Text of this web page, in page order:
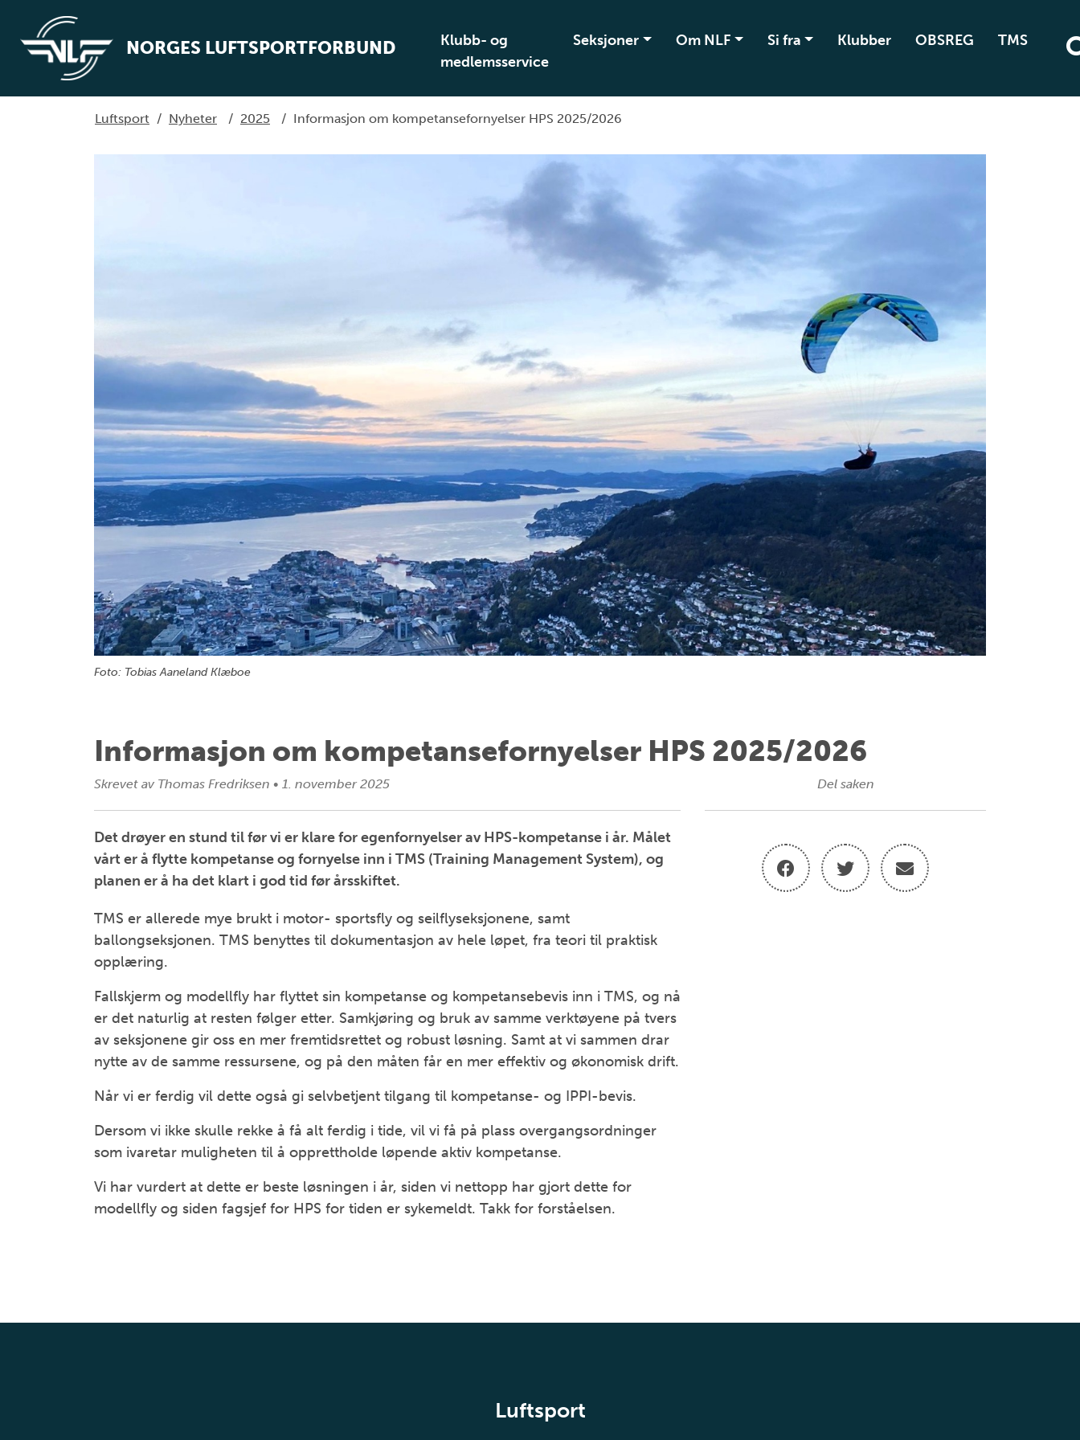
NORGES LUFTSPORTFORBUND
Klubb- og
medlemsservice
Seksjoner Om NLF Si fra Klubber OBSREG TMS
Luftsport / Nyheter / 2025 / Informasjon om kompetansefornyelser HPS 2025/2026
Foto: Tobias Aaneland Klæboe
Informasjon om kompetansefornyelser HPS 2025/2026
Skrevet av Thomas Fredriksen • 1. november 2025
Det drøyer en stund til før vi er klare for egenfornyelser av HPS-kompetanse i år. Målet
vårt er å flytte kompetanse og fornyelse inn i TMS (Training Management System), og
planen er å ha det klart i god tid før årsskiftet.
TMS er allerede mye brukt i motor- sportsfly og seilflyseksjonene, samt
ballongseksjonen. TMS benyttes til dokumentasjon av hele løpet, fra teori til praktisk
opplæring.
Fallskjerm og modellfly har flyttet sin kompetanse og kompetansebevis inn i TMS, og nå
er det naturlig at resten følger etter. Samkjøring og bruk av samme verktøyene på tvers
av seksjonene gir oss en mer fremtidsrettet og robust løsning. Samt at vi sammen drar
nytte av de samme ressursene, og på den måten får en mer effektiv og økonomisk drift.
Når vi er ferdig vil dette også gi selvbetjent tilgang til kompetanse- og IPPI-bevis.
Dersom vi ikke skulle rekke å få alt ferdig i tide, vil vi få på plass overgangsordninger
som ivaretar muligheten til å opprettholde løpende aktiv kompetanse.
Vi har vurdert at dette er beste løsningen i år, siden vi nettopp har gjort dette for
modellfly og siden fagsjef for HPS for tiden er sykemeldt. Takk for forståelsen.
Del saken
Luftsport